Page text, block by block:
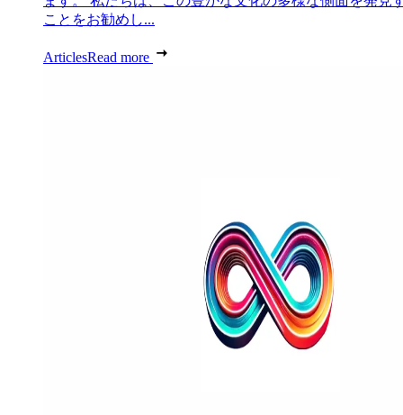
ことをお勧めし...
ArticlesRead more